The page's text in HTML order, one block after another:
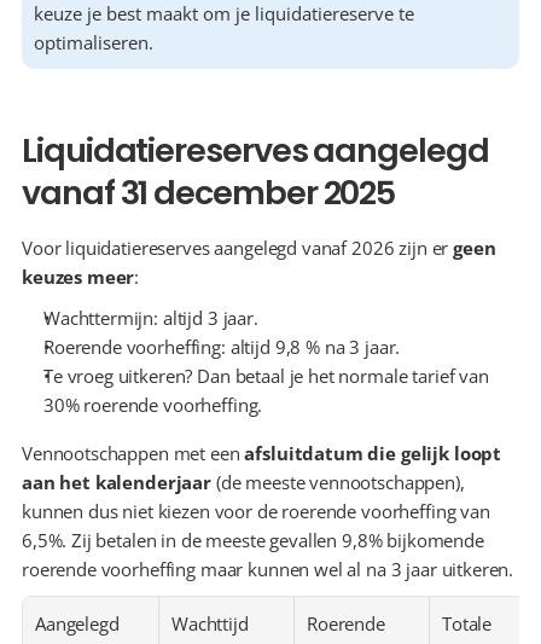
keuze je best maakt om je liquidatiereserve te
optimaliseren.
Liquidatiereserves aangelegd
vanaf 31 december 2025
Voor liquidatiereserves aangelegd vanaf 2026 zijn er geen
keuzes meer:
Wachttermijn: altijd 3 jaar.
Roerende voorheffing: altijd 9,8 % na 3 jaar.
Te vroeg uitkeren? Dan betaal je het normale tarief van
30% roerende voorheffing.
Vennootschappen met een afsluitdatum die gelijk loopt
aan het kalenderjaar (de meeste vennootschappen),
kunnen dus niet kiezen voor de roerende voorheffing van
6,5%. Zij betalen in de meeste gevallen 9,8% bijkomende
roerende voorheffing maar kunnen wel al na 3 jaar uitkeren.
Aangelegd
Wachttijd
Roerende
Totale